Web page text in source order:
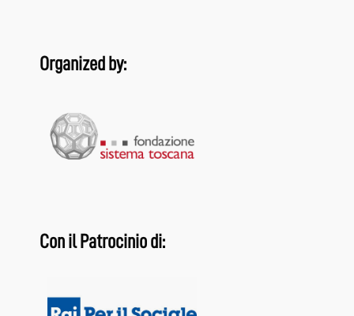
Organized by:
Con il Patrocinio di: